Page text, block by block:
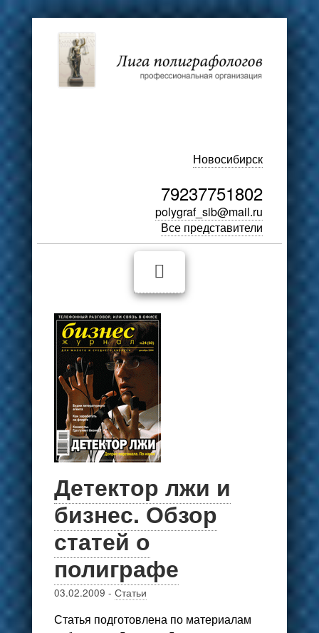
Новосибирск
79237751802
polygraf_sib@mail.ru
Все представители
Детектор лжи и
бизнес. Обзор
статей о
полиграфе
03.02.2009 - Статьи
Статья подготовлена по материалам